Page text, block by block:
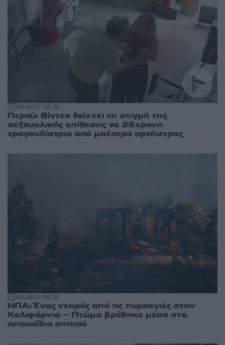
09:4007.08.26
Περού: Βίντεο δείχνει τη στιγμή της
σεξουαλικής επίθεσης σε 26χρονη
τραγουδίστρια από μαέστρο ορχήστρας
08:2907.08.26
ΗΠΑ: Ένας νεκρός από τις πυρκαγιές στην
Καλιφόρνια – Πτώμα βρέθηκε μέσα στα
αποκαΐδια σπιτιού